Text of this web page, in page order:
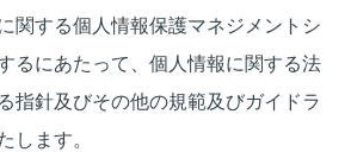
関する個人情報保護マネジメントシ
るにあたって、個人情報に関する法
指針及びその他の規範及びガイドラ
します。